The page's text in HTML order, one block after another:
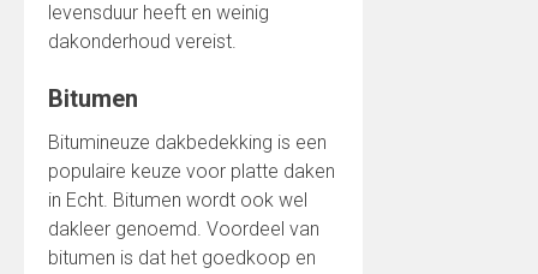
levensduur heeft en weinig
dakonderhoud vereist.
Bitumen
Bitumineuze dakbedekking is een
populaire keuze voor platte daken
in Echt. Bitumen wordt ook wel
dakleer genoemd. Voordeel van
bitumen is dat het goedkoop en